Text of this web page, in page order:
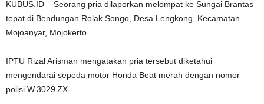
KUBUS.ID – Seorang pria dilaporkan melompat ke Sungai Brantas
tepat di Bendungan Rolak Songo, Desa Lengkong, Kecamatan
Mojoanyar, Mojokerto.
IPTU Rizal Arisman mengatakan pria tersebut diketahui
mengendarai sepeda motor Honda Beat merah dengan nomor
polisi W 3029 ZX.